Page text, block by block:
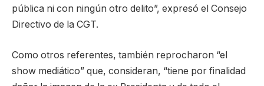
pública ni con ningún otro delito”, expresó el Consejo
Directivo de la CGT.
Como otros referentes, también reprocharon “el
show mediático” que, consideran, “tiene por finalidad